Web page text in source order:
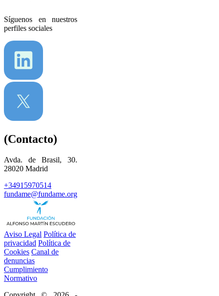
Síguenos en nuestros
perfiles sociales
(Contacto)
Avda. de Brasil, 30.
28020 Madrid
+34915970514
fundame@fundame.org
Aviso Legal Política de
privacidad Política de
Cookies Canal de
denuncias
Cumplimiento
Normativo